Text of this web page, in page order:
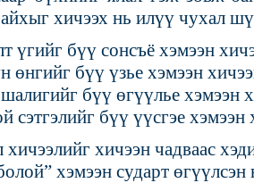
хичээх нь илүү чухал
үгийг бүү сонсъё хэмээн
өнгийг бүү үзье хэмээн
бүү өгүүлье хэмээн
сэтгэлийг бүү үүсгэе хэмээн
хичээн чадваас
хэмээн сударт өгүүлсэн